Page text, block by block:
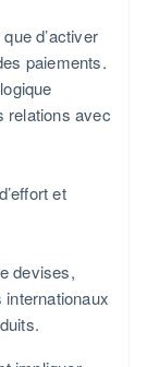
d’activer
paiements.
relations avec
et
devises,
internationaux